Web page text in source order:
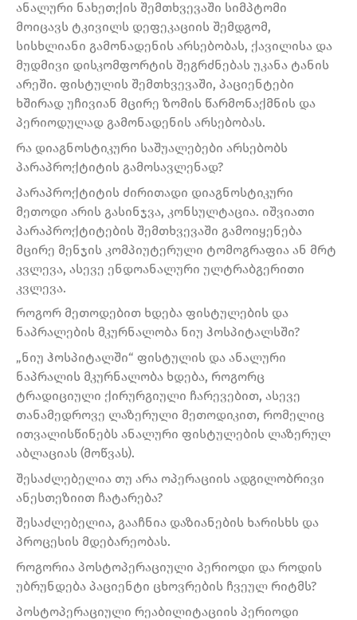
ანალური ნახეთქის შემთხვევაში სიმპტომი
მოიცავს ტკივილს დეფეკაციის შემდგომ,
სისხლიანი გამონადენის არსებობას, ქავილისა და
მუდმივი დისკომფორტის შეგრძნებას უკანა ტანის
არეში. ფისტულის შემთხვევაში, პაციენტები
ხშირად უჩივიან მცირე ზომის წარმონაქმნის და
პერიოდულად გამონადენის არსებობას.
რა დიაგნოსტიკური საშუალებები არსებობს
პარაპროქტიტის გამოსავლენად?
პარაპროქტიტის ძირითადი დიაგნოსტიკური
მეთოდი არის გასინჯვა, კონსულტაცია. იშვიათი
პარაპროქტიტების შემთხვევაში გამოიყენება
მცირე მენჯის კომპიუტერული ტომოგრაფია ან მრტ
კვლევა, ასევე ენდოანალური ულტრაბგერითი
კვლევა.
როგორ მეთოდებით ხდება ფისტულების და
ნაპრალების მკურნალობა ნიუ ჰოსპიტალსში?
„ნიუ ჰოსპიტალში“ ფისტულის და ანალური
ნაპრალის მკურნალობა ხდება, როგორც
ტრადიციული ქირურგიული ჩარევებით, ასევე
თანამედროვე ლაზერული მეთოდიკით, რომელიც
ითვალისწინებს ანალური ფისტულების ლაზერულ
აბლაციას (მოწვას).
შესაძლებელია თუ არა ოპერაციის ადგილობრივი
ანესთეზიით ჩატარება?
შესაძლებელია, გააჩნია დაზიანების ხარისხს და
პროცესის მდებარეობას.
როგორია პოსტოპერაციული პერიოდი და როდის
უბრუნდება პაციენტი ცხოვრების ჩვეულ რიტმს?
პოსტოპერაციული რეაბილიტაციის პერიოდი